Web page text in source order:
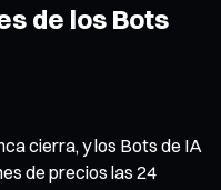
de los Bots
cierra, y los Bots de IA
de precios las 24